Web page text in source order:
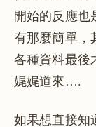
開始的反應也
有那麼簡單，
各種資料最後
娓娓道來….
如果想直接知